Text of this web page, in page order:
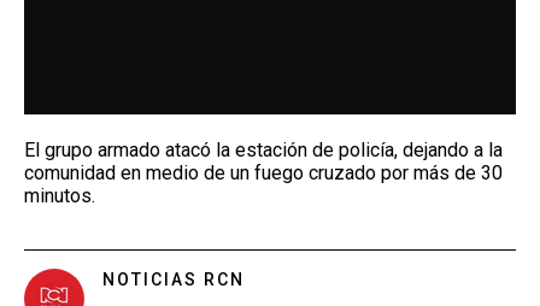
El grupo armado atacó la estación de policía, dejando a la
comunidad en medio de un fuego cruzado por más de 30
minutos.
NOTICIAS RCN